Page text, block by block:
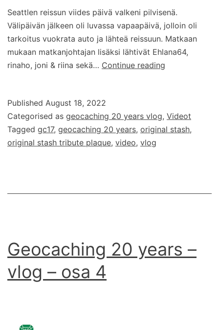
Seattlen reissun viides päivä valkeni pilvisenä.
Välipäivän jälkeen oli luvassa vapaapäivä, jolloin oli
tarkoitus vuokrata auto ja lähteä reissuun. Matkaan
mukaan matkanjohtajan lisäksi lähtivät Ehlana64,
rinaho, joni & riina sekä… Continue reading
vlog
–
Published August 18, 2022
Categorised as geocaching 20 years vlog, Videot
Tagged gc17, geocaching 20 years, original stash,
original stash tribute plaque, video, vlog
Geocaching 20 years –
vlog – osa 4